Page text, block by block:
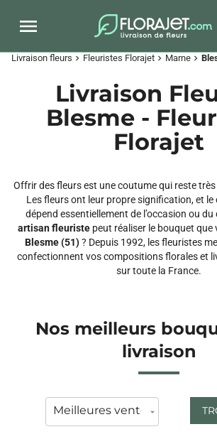
Livraison fleurs chevron_right Fleuristes Florajet chevron_right Marne chevron_right
Livraison
Blesme -
Florajet
Offrir des fleurs est une coutume qui reste
Les fleurs ont leur propre signification, et le
dépend essentiellement de l’occasion ou du
artisan fleuristepeut réaliser le bouquet que
Blesme (51)? Depuis 1992, les fleuristes
confectionnent vos compositions florales et
sur toute la France.
Nos meilleurs
livraison